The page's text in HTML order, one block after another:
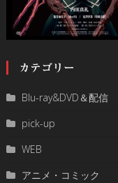
カテゴリー
Blu-ray&DVD＆配信
pick-up
WEB
アニメ・コミック